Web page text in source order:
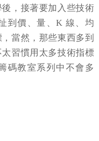
，接著要加入些技術
到價、量、K 線、均
當然，那些東西多到
習慣用太多技術指標
碼教室系列中不會多